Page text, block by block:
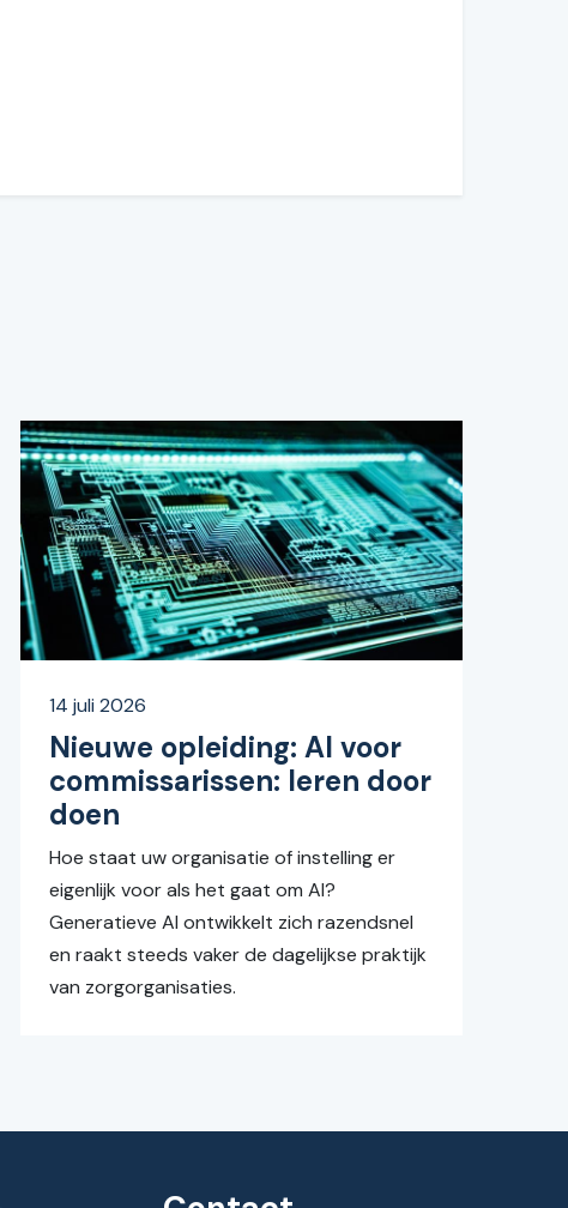
Nieuwe opleiding: AI voor
commissarissen: leren door
doen
14 juli 2026
Hoe staat uw organisatie of instelling er
eigenlijk voor als het gaat om AI?
Generatieve AI ontwikkelt zich razendsnel
en raakt steeds vaker de dagelijkse praktijk
van zorgorganisaties.